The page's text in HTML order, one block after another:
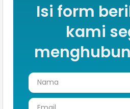
Isi form
kami